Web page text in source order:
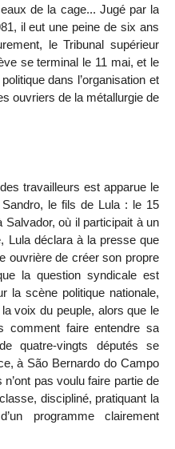
de la cage... Jugé par la
il eut une peine de six ans
le Tribunal supérieur
se terminal le 11 mai, et le
dans l’organisation et
ouvriers de la métallurgie de
travailleurs est apparue le
le fils de Lula : le 15
Salvador, où il participait à un
Lula déclara à la presse que
ouvrière de créer son propre
la question syndicale est
la scène politique nationale,
voix du peuple, alors que le
comment faire entendre sa
quatre-vingts députés se
à São Bernardo do Campo
pas voulu faire partie de
discipliné, pratiquant la
programme clairement